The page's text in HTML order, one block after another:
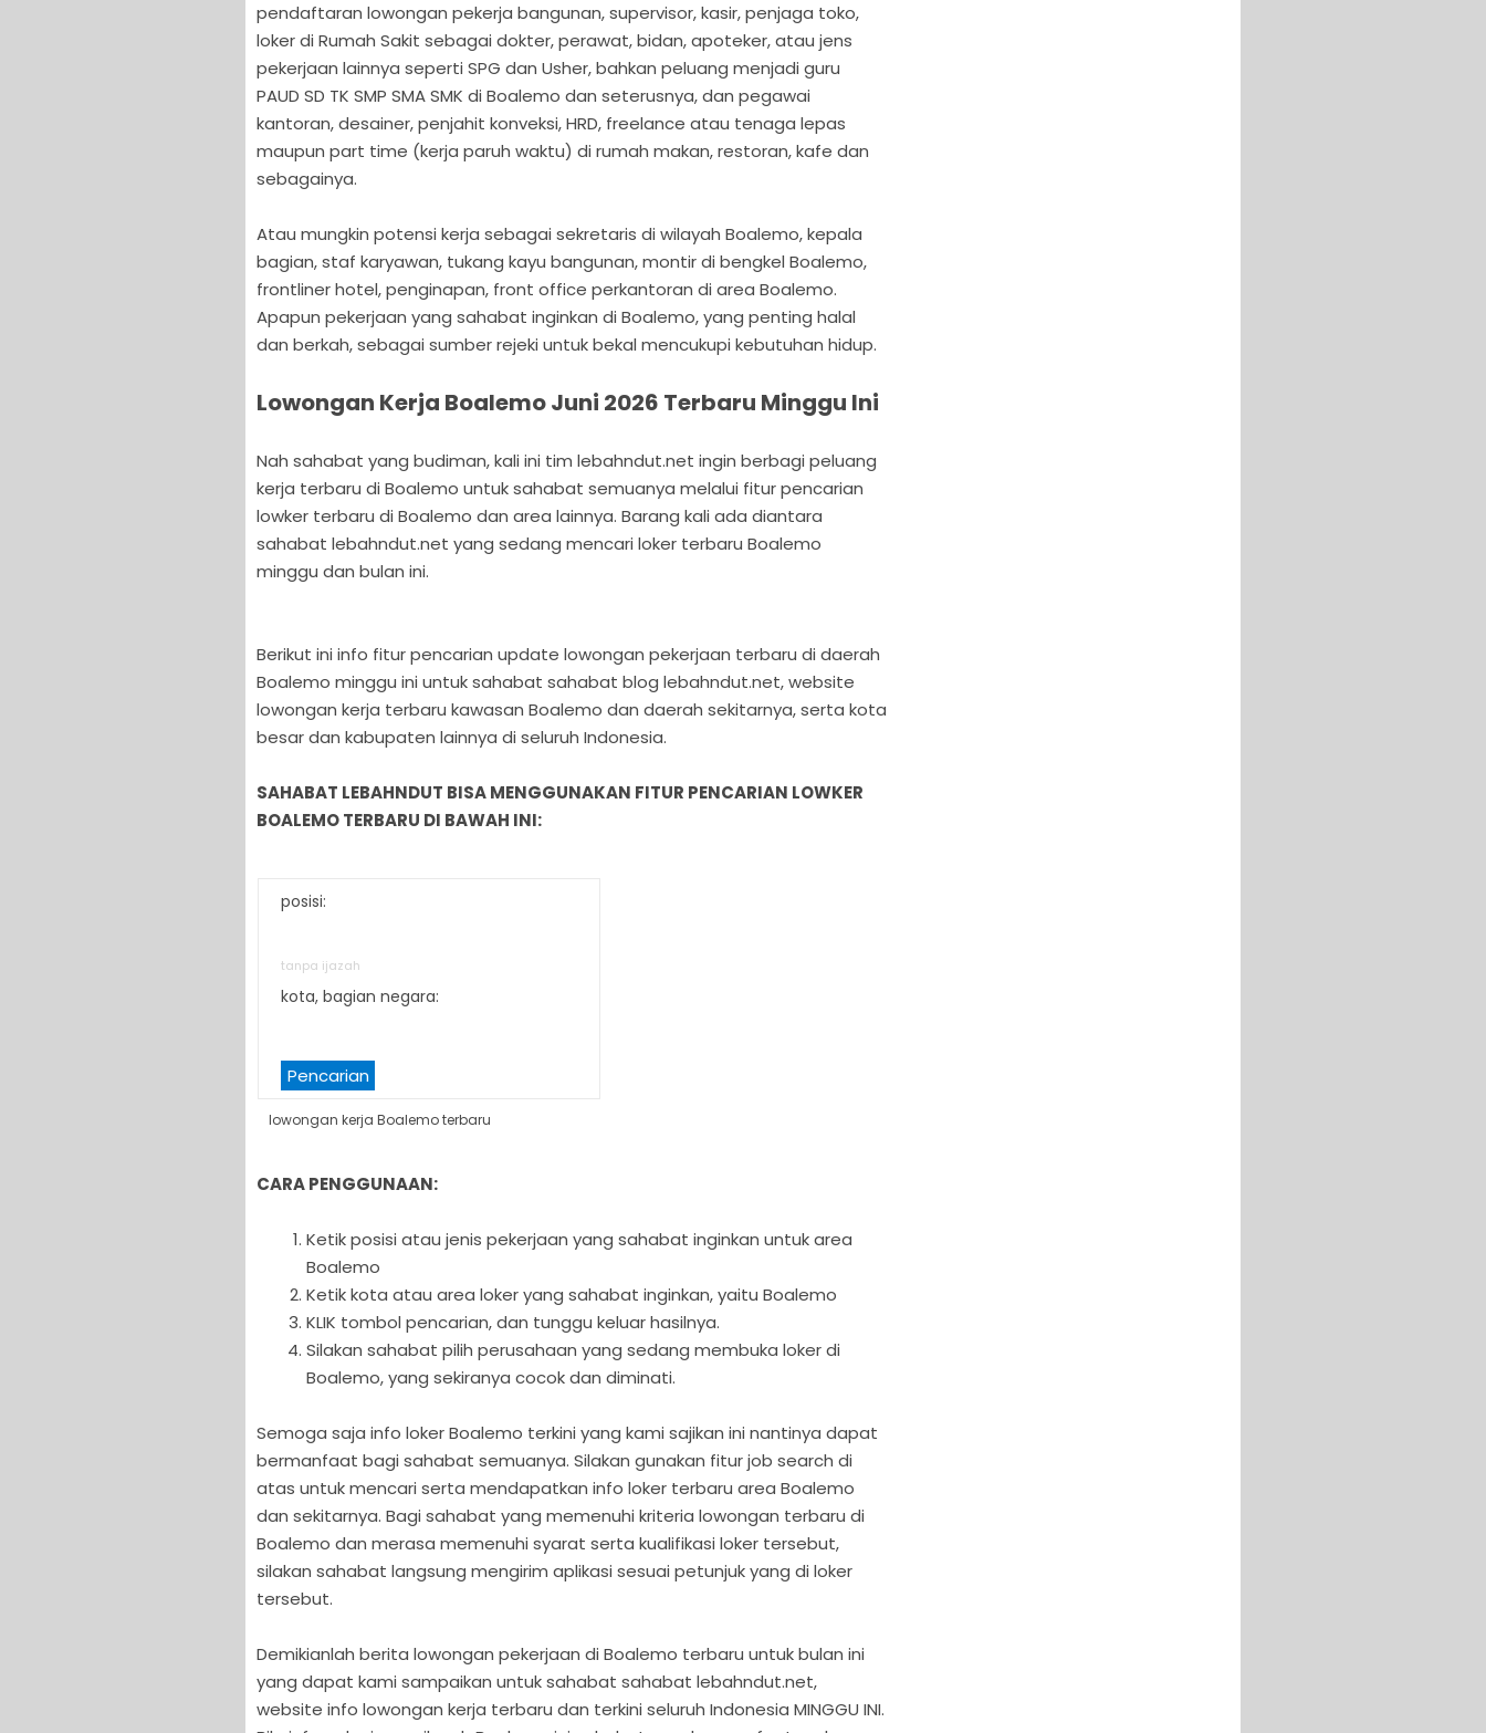
pendaftaran lowongan pekerja bangunan, supervisor, kasir, penjaga toko,
loker di Rumah Sakit sebagai dokter, perawat, bidan, apoteker, atau jens
pekerjaan lainnya seperti SPG dan Usher, bahkan peluang menjadi guru
PAUD SD TK SMP SMA SMK di Boalemo dan seterusnya, dan pegawai
kantoran, desainer, penjahit konveksi, HRD, freelance atau tenaga lepas
maupun part time (kerja paruh waktu) di rumah makan, restoran, kafe dan
sebagainya.
Atau mungkin potensi kerja sebagai sekretaris di wilayah Boalemo, kepala
bagian, staf karyawan, tukang kayu bangunan, montir di bengkel Boalemo,
frontliner hotel, penginapan, front office perkantoran di area Boalemo.
Apapun pekerjaan yang sahabat inginkan di Boalemo, yang penting halal
dan berkah, sebagai sumber rejeki untuk bekal mencukupi kebutuhan hidup.
Lowongan Kerja Boalemo Juni 2026 Terbaru Minggu Ini
Nah sahabat yang budiman, kali ini tim lebahndut.net ingin berbagi peluang
kerja terbaru di Boalemo untuk sahabat semuanya melalui fitur pencarian
lowker terbaru di Boalemo dan area lainnya. Barang kali ada diantara
sahabat lebahndut.net yang sedang mencari loker terbaru Boalemo
minggu dan bulan ini.
Berikut ini info fitur pencarian update lowongan pekerjaan terbaru di daerah
Boalemo minggu ini untuk sahabat sahabat blog lebahndut.net, website
lowongan kerja terbaru kawasan Boalemo dan daerah sekitarnya, serta kota
besar dan kabupaten lainnya di seluruh Indonesia.
SAHABAT LEBAHNDUT BISA MENGGUNAKAN FITUR PENCARIAN LOWKER
BOALEMO TERBARU DI BAWAH INI:
posisi:
tanpa ijazah
kota, bagian negara:
Pencarian
lowongan kerja Boalemo terbaru
CARA PENGGUNAAN:
Ketik posisi atau jenis pekerjaan yang sahabat inginkan untuk area
Boalemo
Ketik kota atau area loker yang sahabat inginkan, yaitu Boalemo
KLIK tombol pencarian, dan tunggu keluar hasilnya.
Silakan sahabat pilih perusahaan yang sedang membuka loker di
Boalemo, yang sekiranya cocok dan diminati.
Semoga saja info loker Boalemo terkini yang kami sajikan ini nantinya dapat
bermanfaat bagi sahabat semuanya. Silakan gunakan fitur job search di
atas untuk mencari serta mendapatkan info loker terbaru area Boalemo
dan sekitarnya. Bagi sahabat yang memenuhi kriteria lowongan terbaru di
Boalemo dan merasa memenuhi syarat serta kualifikasi loker tersebut,
silakan sahabat langsung mengirim aplikasi sesuai petunjuk yang di loker
tersebut.
Demikianlah berita lowongan pekerjaan di Boalemo terbaru untuk bulan ini
yang dapat kami sampaikan untuk sahabat sahabat lebahndut.net,
website info lowongan kerja terbaru dan terkini seluruh Indonesia MINGGU INI.